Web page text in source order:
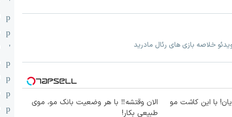
خلاصه بازی های رئال مادرید
با این کاشت مو
الان وقتشه‼️ با هر وضعیت بانک مو، موی
طبیعی بکار!